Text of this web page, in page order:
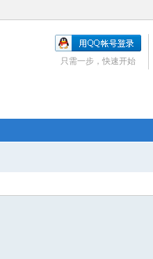
只需一步，快速开始